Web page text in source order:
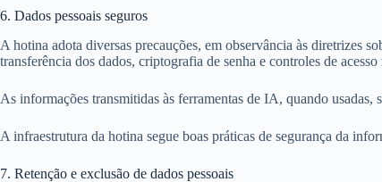
6. Dados pessoais seguros
A hotina adota diversas precauções, em observância às diretrizes
transferência dos dados, criptografia de senha e controles de acesso
As informações transmitidas às ferramentas de IA, quando
A infraestrutura da hotina segue boas práticas de segurança da
7. Retenção e exclusão de dados pessoais